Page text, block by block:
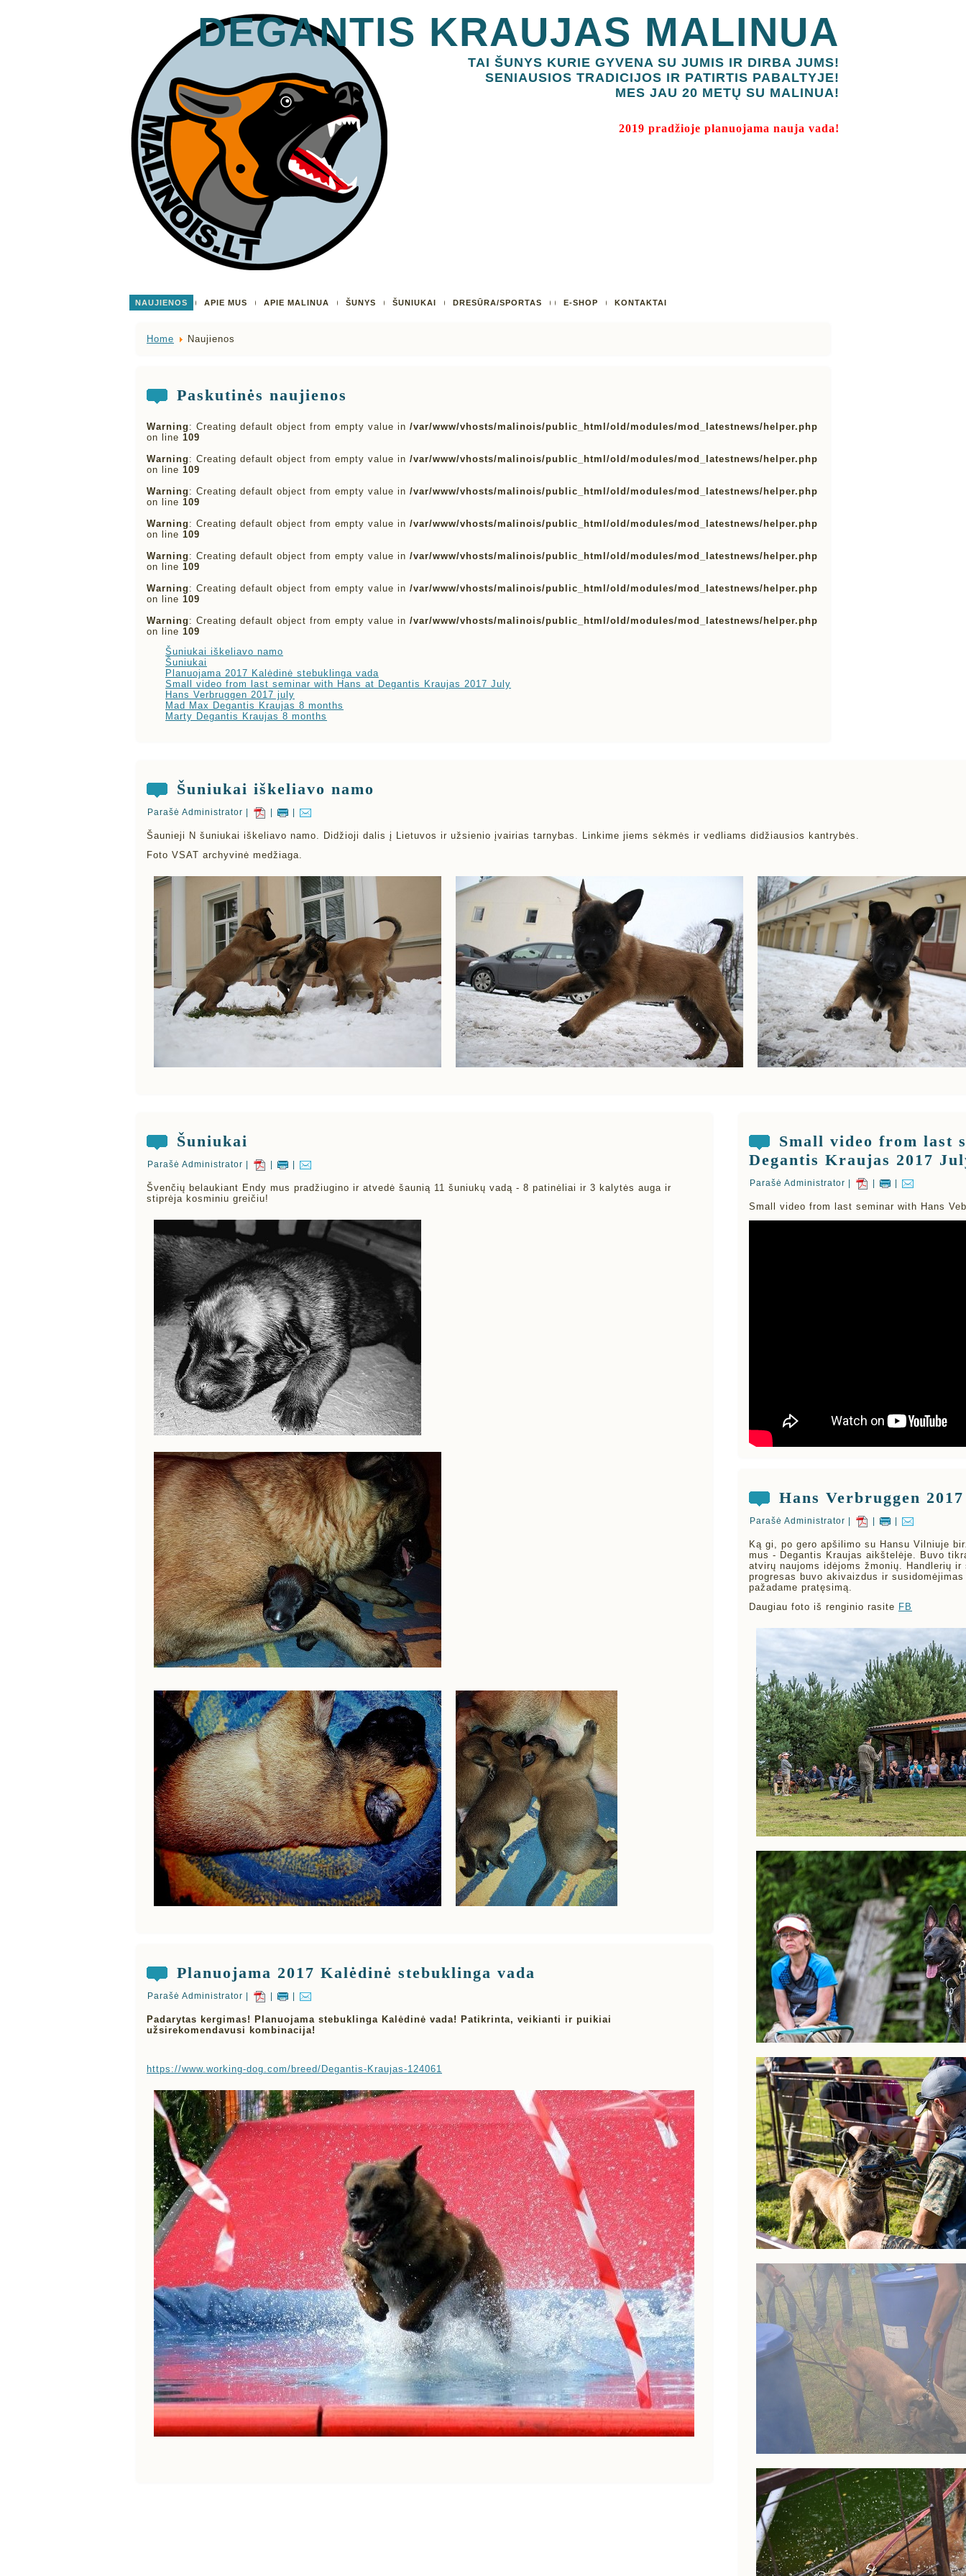
DEGANTIS KRAUJAS MALINUA
TAI ŠUNYS KURIE GYVENA SU JUMIS IR DIRBA JUMS!
SENIAUSIOS TRADICIJOS IR PATIRTIS PABALTYJE!
MES JAU 20 METŲ SU MALINUA!
2019 pradžioje planuojama nauja vada!
NAUJIENOS APIE MUS APIE MALINUA ŠUNYS ŠUNIUKAI DRESŪRA/SPORTAS E-SHOP KONTAKTAI
Home Naujienos
Paskutinės naujienos
Warning : Creating default object from empty value in /var/www/vhosts/malinois/public_html/old/modules/mod_latestnews/helper.php
on line 109
Warning : Creating default object from empty value in /var/www/vhosts/malinois/public_html/old/modules/mod_latestnews/helper.php
on line 109
Warning : Creating default object from empty value in /var/www/vhosts/malinois/public_html/old/modules/mod_latestnews/helper.php
on line 109
Warning : Creating default object from empty value in /var/www/vhosts/malinois/public_html/old/modules/mod_latestnews/helper.php
on line 109
Warning : Creating default object from empty value in /var/www/vhosts/malinois/public_html/old/modules/mod_latestnews/helper.php
on line 109
Warning : Creating default object from empty value in /var/www/vhosts/malinois/public_html/old/modules/mod_latestnews/helper.php
on line 109
Warning : Creating default object from empty value in /var/www/vhosts/malinois/public_html/old/modules/mod_latestnews/helper.php
on line 109
Šuniukai iškeliavo namo
Šuniukai
Planuojama 2017 Kalėdinė stebuklinga vada
Small video from last seminar with Hans at Degantis Kraujas 2017 July
Hans Verbruggen 2017 july
Mad Max Degantis Kraujas 8 months
Marty Degantis Kraujas 8 months
Šuniukai iškeliavo namo
Parašė Administrator |
Šaunieji N šuniukai iškeliavo namo. Didžioji dalis į Lietuvos ir užsienio įvairias tarnybas. Linkime jiems sėkmės ir vedliams didžiausios kantrybės.
Foto VSAT archyvinė medžiaga.
Šuniukai
Parašė Administrator |
Švenčių belaukiant Endy mus pradžiugino ir atvedė šaunią 11 šuniukų vadą - 8 patinėliai ir 3 kalytės auga ir
stiprėja kosminiu greičiu!
Planuojama 2017 Kalėdinė stebuklinga vada
Parašė Administrator |
Padarytas kergimas! Planuojama stebuklinga Kalėdinė vada! Patikrinta, veikianti ir puikiai
užsirekomendavusi kombinacija!
https://www.working-dog.com/breed/Degantis-Kraujas-124061
Small video from last
Degantis Kraujas 2017
Parašė Administrator |
Small video from last seminar with Hans
Hans Verbruggen
Parašė Administrator |
Ką gi, po gero apšilimo su Hansu Vilniuje
mus - Degantis Kraujas aikštelėje. Buvo
atvirų naujoms idėjoms žmonių. Handlerių
progresas buvo akivaizdus ir
pažadame pratęsimą.
Daugiau foto iš renginio rasite FB